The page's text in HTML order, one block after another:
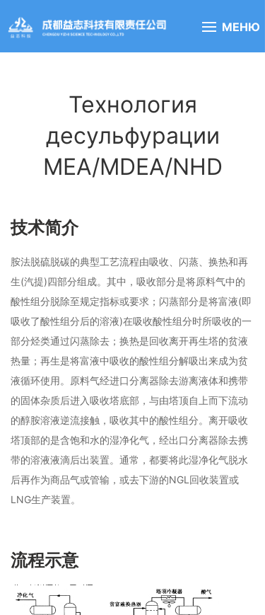
МЕНЮ
Технология
десульфурации
MEA/MDEA/NHD
技术简介
胺法脱硫脱碳的典型工艺流程由吸收、闪蒸、换热和再
生(汽提)四部分组成。其中，吸收部分是将原料气中的
酸性组分脱除至规定指标或要求；闪蒸部分是将富液(即
吸收了酸性组分后的溶液)在吸收酸性组分时所吸收的一
部分烃类通过闪蒸除去；换热是回收离开再生塔的贫液
热量；再生是将富液中吸收的酸性组分解吸出来成为贫
液循环使用。原料气经进口分离器除去游离液体和携带
的固体杂质后进入吸收塔底部，与由塔顶自上而下流动
的醇胺溶液逆流接触，吸收其中的酸性组分。离开吸收
塔顶部的是含饱和水的湿净化气，经出口分离器除去携
带的溶液液滴后出装置。通常，都要将此湿净化气脱水
后再作为商品气或管输，或去下游的NGL回收装置或
LNG生产装置。
流程示意